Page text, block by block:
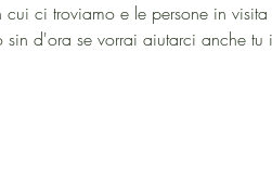
cui ci troviamo e le persone in
d'ora se vorrai aiutarci anche